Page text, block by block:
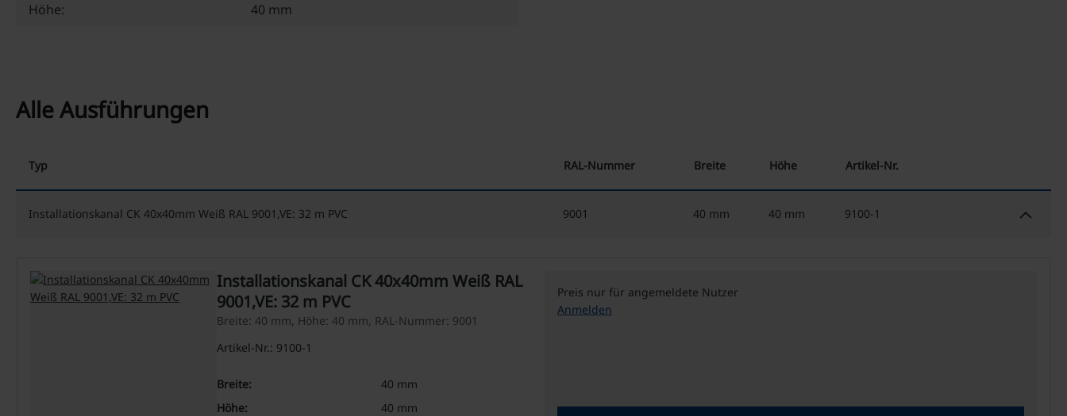
Höhe:
40 mm
Alle Ausführungen
Typ RAL-Nummer Breite Höhe Artikel-Nr.
Installationskanal CK 40x40mm Weiß RAL 9001,VE: 32 m PVC 9001 40 mm 40 mm 9100-1 keyboard_arrow_down
Installationskanal CK 40x40mm Weiß RAL
9001,VE: 32 m PVC
Breite: 40 mm, Höhe: 40 mm, RAL-Nummer: 9001
Artikel-Nr.: 9100-1
Breite:
40 mm
Höhe:
40 mm
Preis nur für angemeldete Nutzer
Anmelden